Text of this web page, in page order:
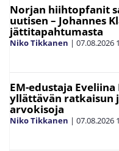
Norjan hiihtopfanit
uutisen – Johannes
jättitapahtumasta
Niko Tikkanen | 07.08.2026
EM-edustaja
yllättävän ratkaisun
arvokisoja
Niko Tikkanen | 07.08.2026